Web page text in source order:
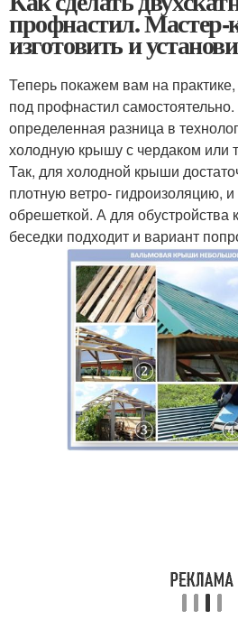
профнастил. Мастер-
изготовить и
Теперь покажем вам на
под профнастил
определенная разница в
холодную крышу с чердаком или
Так, для холодной крыши
плотную ветро- гидроизоляцию,
обрешеткой. А для
беседки подходит и вариант